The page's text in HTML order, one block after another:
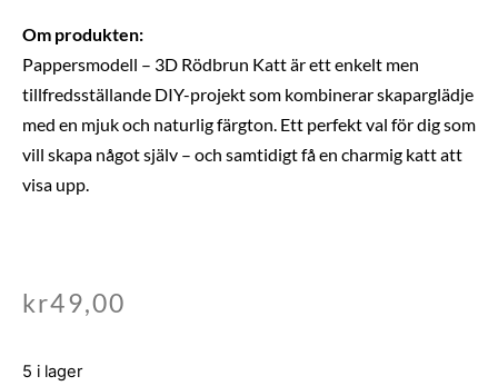
Om produkten:
Pappersmodell – 3D Rödbrun Katt är ett enkelt men
tillfredsställande DIY-projekt som kombinerar skaparglädje
med en mjuk och naturlig färgton. Ett perfekt val för dig som
vill skapa något själv – och samtidigt få en charmig katt att
visa upp.
kr49,00
5 i lager